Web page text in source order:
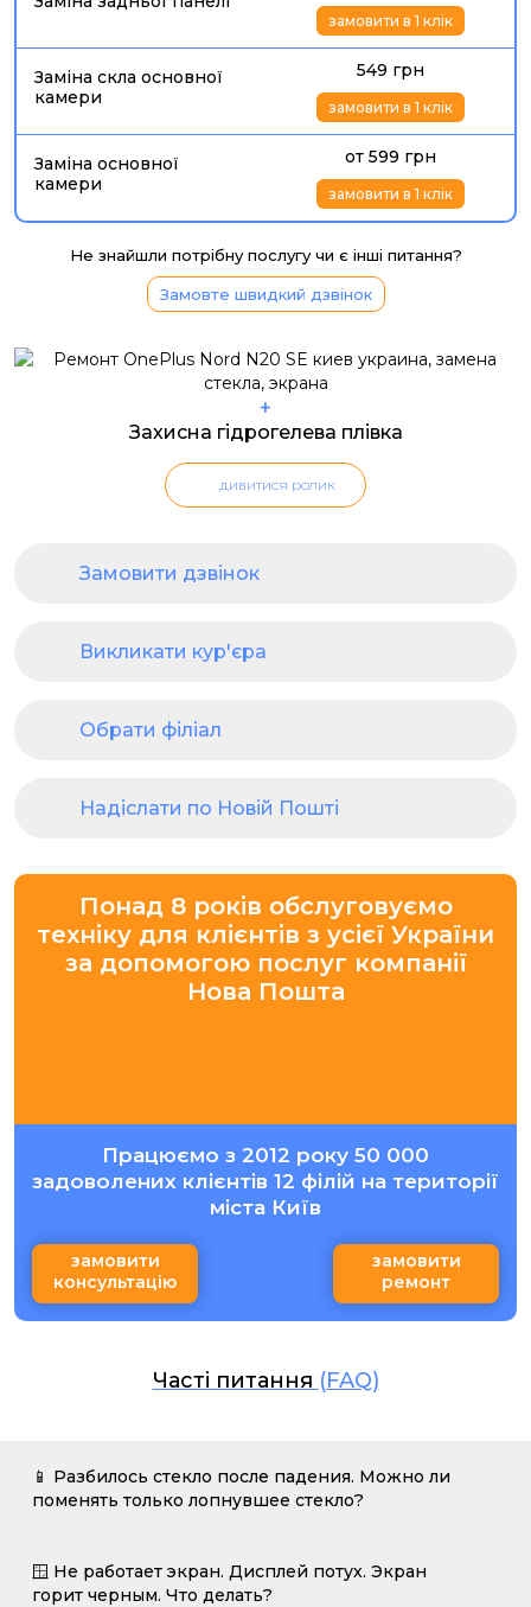
замовити в 1 клік
Заміна скла основної
камери
549 грн
замовити в 1 клік
Заміна основної
камери
от 599 грн
замовити в 1 клік
Не знайшли потрібну послугу чи є інші питання?
Замовте швидкий дзвінок
+
Захисна гідрогелева плівка
дивитися ролик
Замовити дзвінок
Викликати кур'єра
Обрати філіал
Надіслати по Новій Пошті
Понад 8 років обслуговуємо
техніку для клієнтів з усієї України
за допомогою послуг компанії
Нова Пошта
Працюємо з 2012 року 50 000
задоволених клієнтів 12 філій на території
міста Київ
замовити
консультацію
замовити
ремонт
Часті питання (FAQ)
📱 Разбилось стекло после падения. Можно ли
поменять только лопнувшее стекло?
🪟 Не работает экран. Дисплей потух. Экран
горит черным. Что делать?